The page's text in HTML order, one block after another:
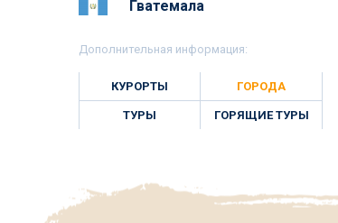
Гватемала
Дополнительная информация:
КУРОРТЫ ГОРОДА
ТУРЫ ГОРЯЩИЕ ТУРЫ